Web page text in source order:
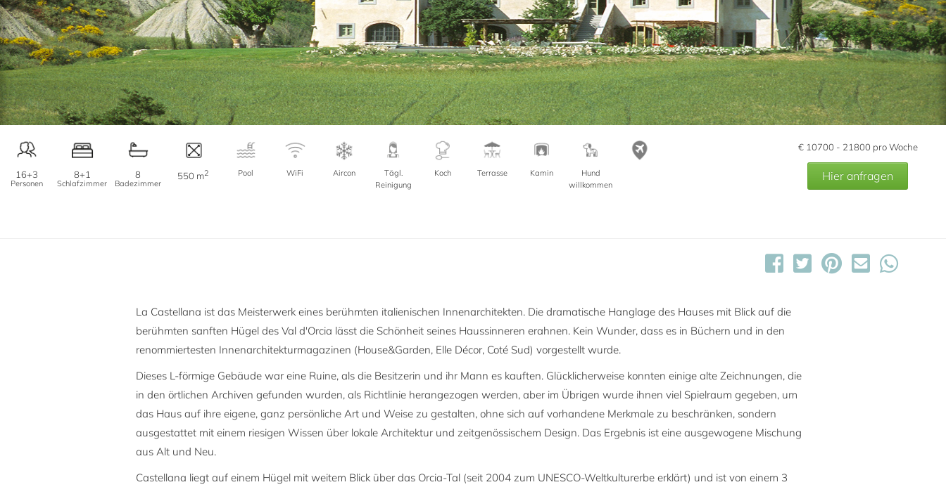
16+3
Personen
8+1
Schlafzimmer
8
Badezimmer
550 m2 Pool WiFi Aircon
Tägl.
Reinigung
Koch Terrasse Kamin
Hund
willkommen
€ 10700 - 21800 pro Woche
Hier anfragen
La Castellana ist das Meisterwerk eines berühmten italienischen Innenarchitekten. Die dramatische Hanglage des Hauses mit Blick auf die
berühmten sanften Hügel des Val d'Orcia lässt die Schönheit seines Haussinneren erahnen. Kein Wunder, dass es in Büchern und in den
renommiertesten Innenarchitekturmagazinen (House&Garden, Elle Décor, Coté Sud) vorgestellt wurde.
Dieses L-förmige Gebäude war eine Ruine, als die Besitzerin und ihr Mann es kauften. Glücklicherweise konnten einige alte Zeichnungen, die
in den örtlichen Archiven gefunden wurden, als Richtlinie herangezogen werden, aber im Übrigen wurde ihnen viel Spielraum gegeben, um
das Haus auf ihre eigene, ganz persönliche Art und Weise zu gestalten, ohne sich auf vorhandene Merkmale zu beschränken, sondern
ausgestattet mit einem riesigen Wissen über lokale Architektur und zeitgenössischem Design. Das Ergebnis ist eine ausgewogene Mischung
aus Alt und Neu.
Castellana liegt auf einem Hügel mit weitem Blick über das Orcia-Tal (seit 2004 zum UNESCO-Weltkulturerbe erklärt) und ist von einem 3